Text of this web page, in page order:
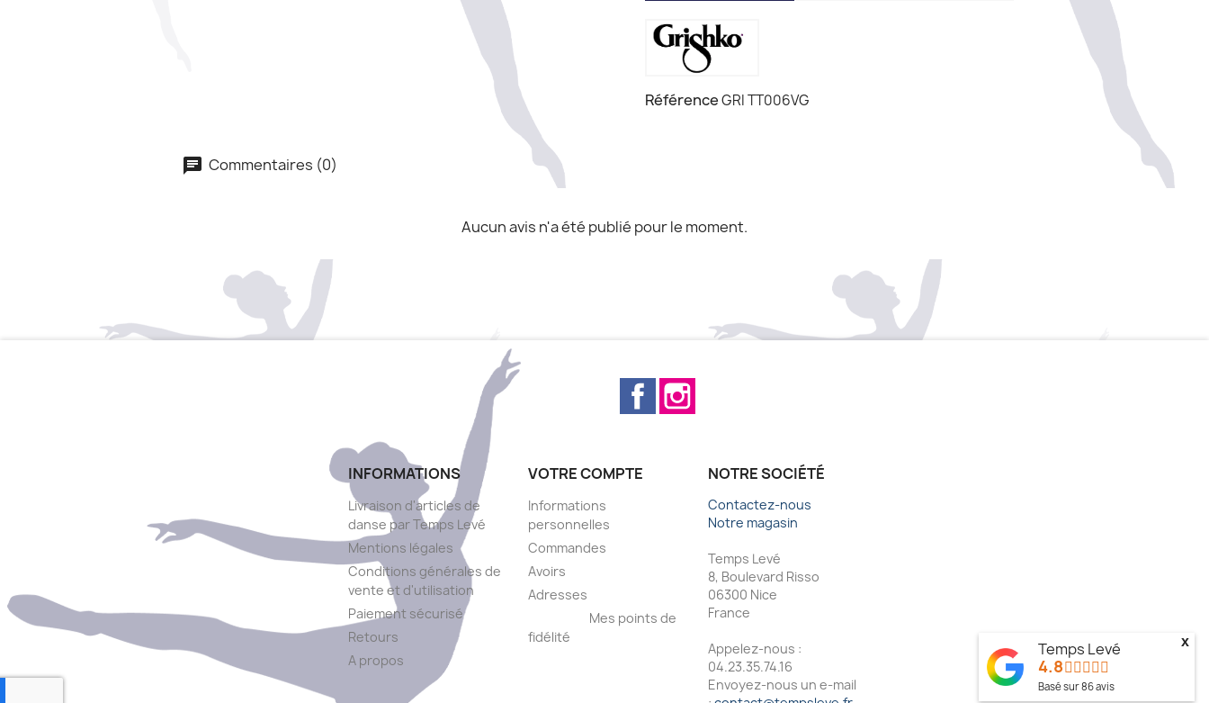
RéférenceGRI TT006VG
Commentaires (0)
Aucun avis n'a été publié pour le moment.
Facebook
INFORMATIONS
Livraison d'articles de
danse par Temps Levé
Mentions légales
Conditions générales de
vente et d'utilisation
Paiement sécurisé
Retours
A propos
VOTRE COMPTE
Informations
personnelles
Commandes
Avoirs
Adresses
Mes points de
fidélité
NOTRE SOCIÉTÉ
Contactez-nous
Notre magasin
Temps Levé
8, Boulevard Risso
06300 Nice
France
Appelez-nous :
04.23.35.74.16
Envoyez-nous un e-mail
Temps Levé
4.8
Basé sur86avis
x